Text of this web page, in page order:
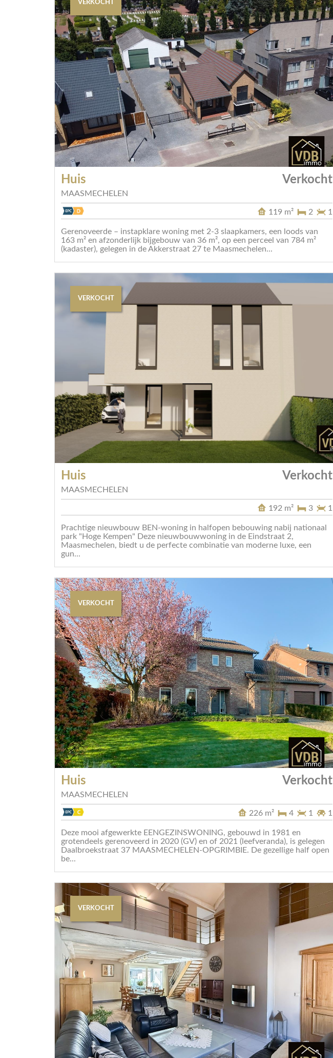
VERKOCHT
Huis Verkocht
MAASMECHELEN
1
2
119 m²
Gerenoveerde – instapklare woning met 2-3 slaapkamers, een loods van
163 m² en afzonderlijk bijgebouw van 36 m², op een perceel van 784 m²
(kadaster), gelegen in de Akkerstraat 27 te Maasmechelen...
VERKOCHT
Huis Verkocht
MAASMECHELEN
1
3
192 m²
Prachtige nieuwbouw BEN-woning in halfopen bebouwing nabij nationaal
park "Hoge Kempen" Deze nieuwbouwwoning in de Eindstraat 2,
Maasmechelen, biedt u de perfecte combinatie van moderne luxe, een
gun...
VERKOCHT
Huis Verkocht
MAASMECHELEN
1
1
4
226 m²
Deze mooi afgewerkte EENGEZINSWONING, gebouwd in 1981 en
grotendeels gerenoveerd in 2020 (GV) en of 2021 (leefveranda), is gelegen
Daalbroekstraat 37 MAASMECHELEN-OPGRIMBIE. De gezellige half open
be...
VERKOCHT